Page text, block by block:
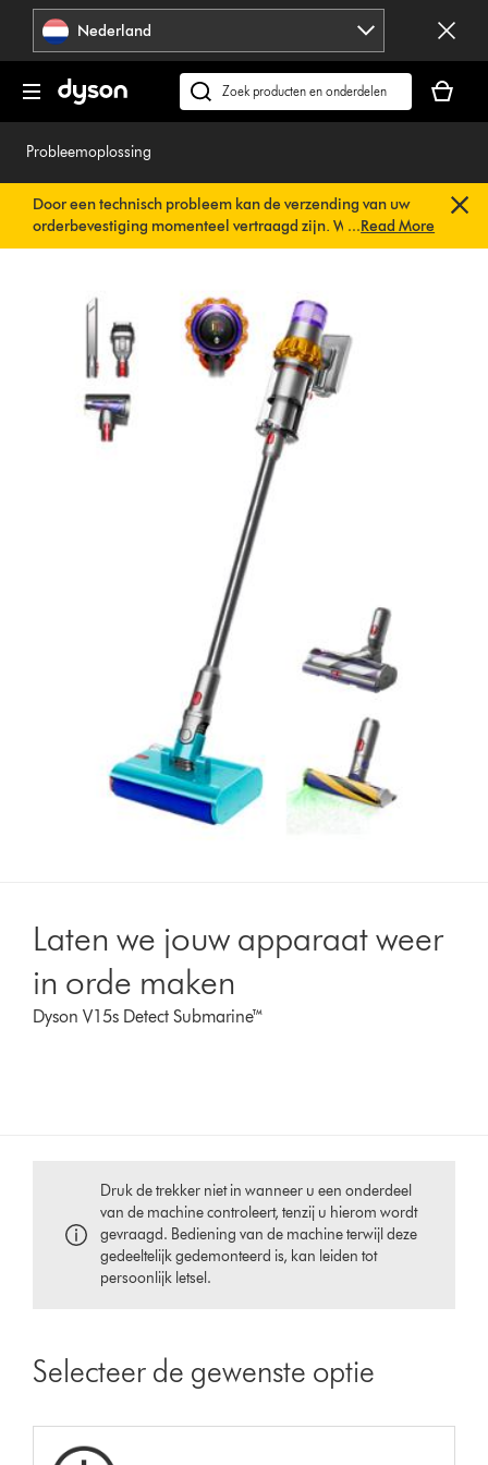
Navigatie
overslaan
Nederland
Zoek
op
is
Probleemoplossing
Door een technisch probleem kan de verzending van uw
orderbevestiging momenteel vertraagd zijn. We werken al
aan een snelle oplossing.U hoeft verder niets te doen. Uw
...Read More
Laten we jouw apparaat weer
in orde maken
Dyson V15s Detect Submarine™
Druk de trekker niet in wanneer u een onderdeel
van de machine controleert, tenzij u hierom wordt
gevraagd. Bediening van de machine terwijl deze
gedeeltelijk gedemonteerd is, kan leiden tot
persoonlijk letsel.
Selecteer de gewenste optie